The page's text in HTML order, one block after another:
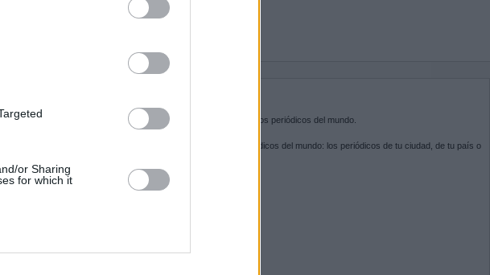
or Sharing
for which it
de
de Ceuta
Kiosko.net es la puerta de entrada a los periódicos del mundo.
Navega por las portadas de los periódicos del mundo: los periódicos de tu ciudad, de tu país o
SÍGUENOS